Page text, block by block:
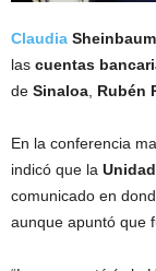
Claudia
las cuentas
de Sinaloa Rubén
En la conferencia
indicó que la
comunicado en
aunque apuntó que